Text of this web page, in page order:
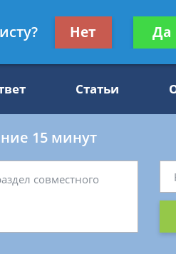
Получите
Статьи
15 минут
Нет Да